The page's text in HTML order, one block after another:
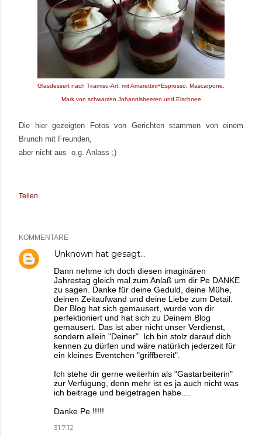
Glasdessert nach Tiramisu-Art, mit Amarettini+Espresso, Mascarpone,
Mark von schwarzen Johannisbeeren und Eischnee
Die hier gezeigten Fotos von Gerichten stammen von einem
Brunch mit Freunden,
aber nicht aus o.g. Anlass ;)
Teilen
KOMMENTARE
Unknown hat gesagt…
Dann nehme ich doch diesen imaginären
Jahrestag gleich mal zum Anlaß um dir Pe DANKE
zu sagen. Danke für deine Geduld, deine Mühe,
deinen Zeitaufwand und deine Liebe zum Detail.
Der Blog hat sich gemausert, wurde von dir
perfektioniert und hat sich zu Deinem Blog
gemausert. Das ist aber nicht unser Verdienst,
sondern allein "Deiner". Ich bin stolz darauf dich
kennen zu dürfen und wäre natürlich jederzeit für
ein kleines Eventchen "griffbereit".
Ich stehe dir gerne weiterhin als "Gastarbeiterin"
zur Verfügung, denn mehr ist es ja auch nicht was
ich beitrage und beigetragen habe....
Danke Pe !!!!!
31.7.12